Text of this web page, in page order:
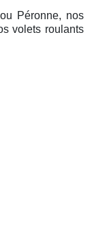
Péronne, nos
volets roulants